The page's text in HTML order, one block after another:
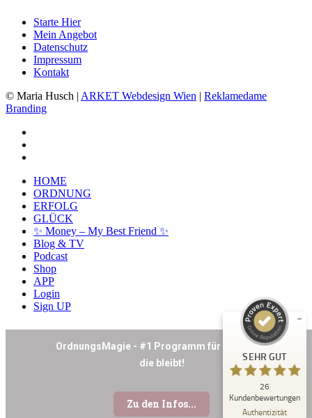
Starte Hier
Mein Angebot
Datenschutz
Impressum
Kontakt
© Maria Husch | ARKET Webdesign Wien | Reklamedame
Branding
Close
Menu
HOME
ORDNUNG
ERFOLG
GLÜCK
✨ Money – My Best Friend ✨
Blog & TV
Podcast
Shop
APP
Login
Sign UP
SEHR GUT
26
Kundenbewertungen
Authentizität
Kundenbewertungen und Erfahrungen zu
Empfehlungen auf
ProvenExpert.com
26
Bewertungen auf ProvenExpert.com
Blick aufs ProvenExpert-Profil werfen
28.05.2026